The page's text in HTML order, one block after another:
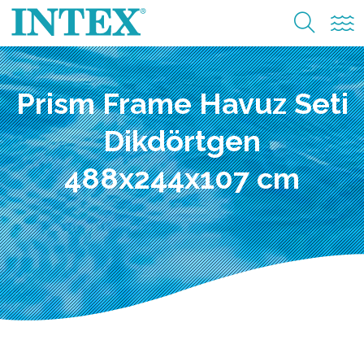
Prism Frame Havuz Seti
Dikdörtgen
488x244x107 cm